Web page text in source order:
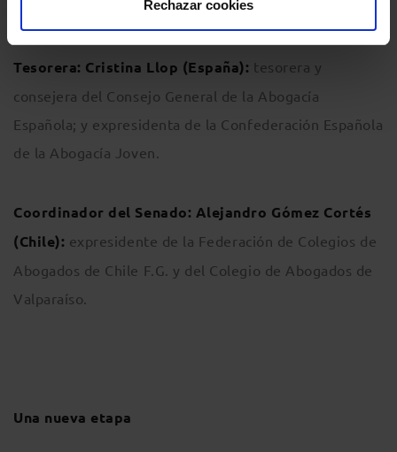
Rechazar cookies
General de la Abogacía Española.
Tesorera: Cristina Llop (España): tesorera y
consejera del Consejo General de la Abogacía
Española; y expresidenta de la Confederación Española
de la Abogacía Joven.
Coordinador del Senado: Alejandro Gómez Cortés
(Chile): expresidente de la Federación de Colegios de
Abogados de Chile F.G. y del Colegio de Abogados de
Valparaíso.
Una nueva etapa